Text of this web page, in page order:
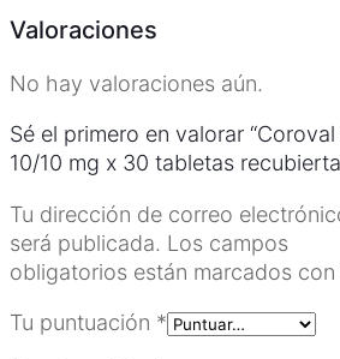
Valoraciones
No hay valoraciones aún.
Sé el primero en valorar “Coroval
10/10 mg x 30 tabletas
Tu dirección de correo
será publicada. Los campos
obligatorios están marcados con
Tu puntuación *